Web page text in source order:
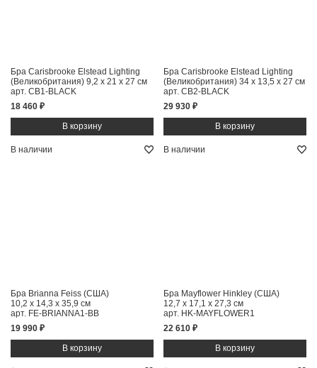
Бра Carisbrooke Elstead Lighting
(Великобритания) 9,2 x 21 x 27 см
арт. CB1-BLACK
18 460 ₽
Бра Carisbrooke Elstead Lighting
(Великобритания) 34 x 13,5 x 27 см
арт. CB2-BLACK
29 930 ₽
В наличии
Бра Brianna Feiss (США)
10,2 x 14,3 x 35,9 см
арт. FE-BRIANNA1-BB
19 990 ₽
В наличии
Бра Mayflower Hinkley (США)
12,7 x 17,1 x 27,3 см
арт. HK-MAYFLOWER1
22 610 ₽